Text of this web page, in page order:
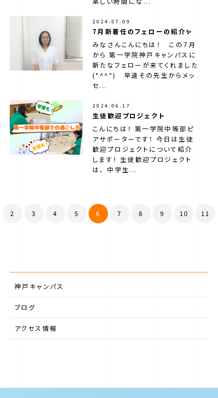
第一学院中等部について
第一学院中等部のサポート
最寄りのキャンパス（ご相談窓口）
ニュース
2024.07.09
7月新着任のフェローの紹介✨
みなさんこんにちは！ この７月
から 第一学院神戸キャンパスに
新たなフェローが来てくれました
(*^^*) 早速その先生からメッ
セ...
2024.06.17
生徒歓迎プロジェクト
こんにちは！ 第一学院中等部ピ
アサポーターです！ 今日は生徒
歓迎プロジェクトについて紹介
します！ 生徒歓迎プロジェクト
は、 中学生...
2 3 4 5 6 7 8 9 10 11
神戸キャンパス
ブログ
アクセス情報